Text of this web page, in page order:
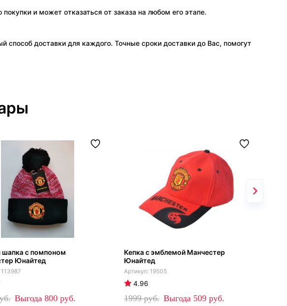
и может отказаться от заказа на любом его этапе.
доставки для каждого. Точные сроки доставки до Вас, помогут
шапка с помпоном
Юнайтед
113987
800
Кепка с эмблемой Манчестер
Юнайтед
19505
4.96
1999 509